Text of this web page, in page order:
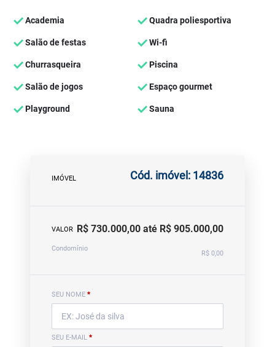
Academia Quadra poliesportiva
Salão de festas Wi-fi
Churrasqueira Piscina
Salão de jogos Espaço gourmet
Playground Sauna
IMÓVEL Cód. imóvel: 14836
VALOR R$ 730.000,00 até R$ 905.000,00
Condomínio
R$ 0,00
SEU NOME *
SEU E-MAIL *